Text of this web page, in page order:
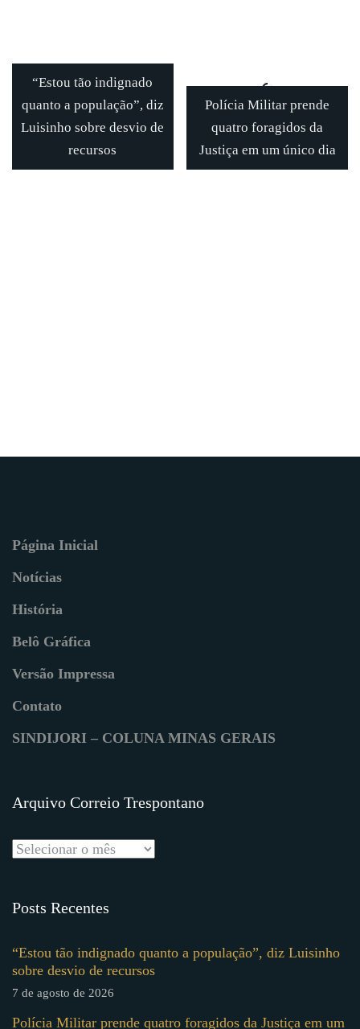
“Estou tão indignado
quanto a população”, diz
Luisinho sobre desvio de
recursos
Polícia Militar prende
quatro foragidos da
Justiça em um único dia
Página Inicial
Notícias
História
Belô Gráfica
Versão Impressa
Contato
SINDIJORI – COLUNA MINAS GERAIS
Arquivo Correio Trespontano
Posts Recentes
“Estou tão indignado quanto a população”, diz Luisinho
sobre desvio de recursos
7 de agosto de 2026
Polícia Militar prende quatro foragidos da Justiça em um